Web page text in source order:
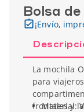
Bolsa
¡Envío,
La mochila
para
frontales y
Material: